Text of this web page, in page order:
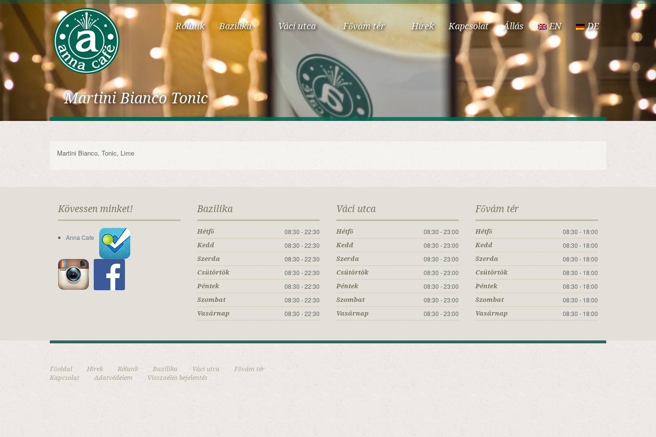
Rólunk Bazilika Váci utca Fővám tér Hírek Kapcsolat Állás EN DE
Martini Bianco Tonic
Martini Bianco, Tonic, Lime
Kövessen minket!
Anna Cafe
Bazilika
Hétfő 08:30 - 22:30
Kedd 08:30 - 22:30
Szerda 08:30 - 22:30
Csütörtök 08:30 - 22:30
Péntek 08:30 - 22:30
Szombat 08:30 - 22:30
Vasárnap 08:30 - 22:30
Váci utca
Hétfő 08:30 - 23:00
Kedd 08:30 - 23:00
Szerda 08:30 - 23:00
Csütörtök 08:30 - 23:00
Péntek 08:30 - 23:00
Szombat 08:30 - 23:00
Vasárnap 08:30 - 23:00
Fővám tér
Hétfő 08:30 - 18:00
Kedd 08:30 - 18:00
Szerda 08:30 - 18:00
Csütörtök 08:30 - 18:00
Péntek 08:30 - 18:00
Szombat 08:30 - 18:00
Vasárnap 08:30 - 18:00
Főoldal Hírek Rólunk Bazilika Váci utca
Fővám tér
Kapcsolat
Adatvédelem Visszaélés bejelentés